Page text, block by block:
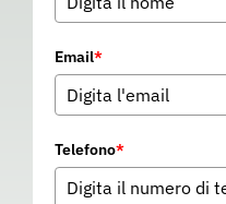
Email*
Telefono*